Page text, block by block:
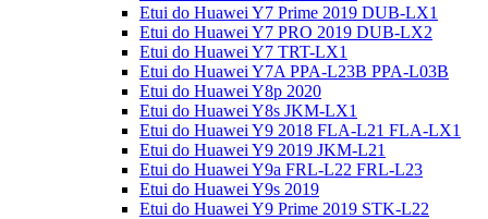
Etui do Huawei Y7 Prime 2019 DUB-LX1
Etui do Huawei Y7 PRO 2019 DUB-LX2
Etui do Huawei Y7 TRT-LX1
Etui do Huawei Y7A PPA-L23B PPA-L03B
Etui do Huawei Y8p 2020
Etui do Huawei Y8s JKM-LX1
Etui do Huawei Y9 2018 FLA-L21 FLA-LX1
Etui do Huawei Y9 2019 JKM-L21
Etui do Huawei Y9a FRL-L22 FRL-L23
Etui do Huawei Y9s 2019
Etui do Huawei Y9 Prime 2019 STK-L22